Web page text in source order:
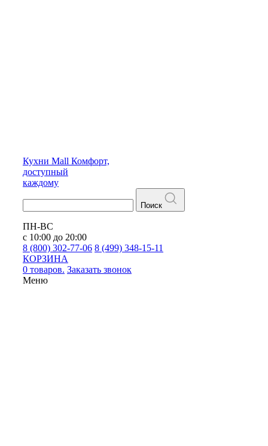
Кухни Mall Комфорт,
доступный
каждому
Поиск
ПН-ВС
с 10:00 до 20:00
8 (800) 302-77-06 8 (499) 348-15-11
КОРЗИНА
0 товаров. Заказать звонок
Меню